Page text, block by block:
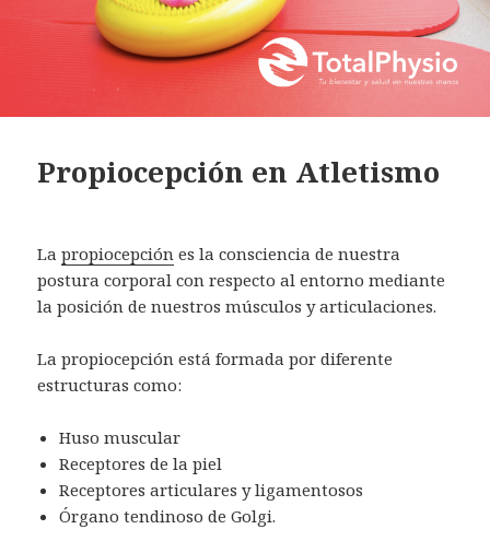
Propiocepción en Atletismo
Lapropiocepción es la consciencia de nuestra
postura corporal con respecto al entorno mediante
la posición de nuestros músculos y articulaciones.
La propiocepción está formada por diferente
estructuras como:
Huso muscular
Receptores de la piel
Receptores articulares y ligamentosos
Órgano tendinoso de Golgi.